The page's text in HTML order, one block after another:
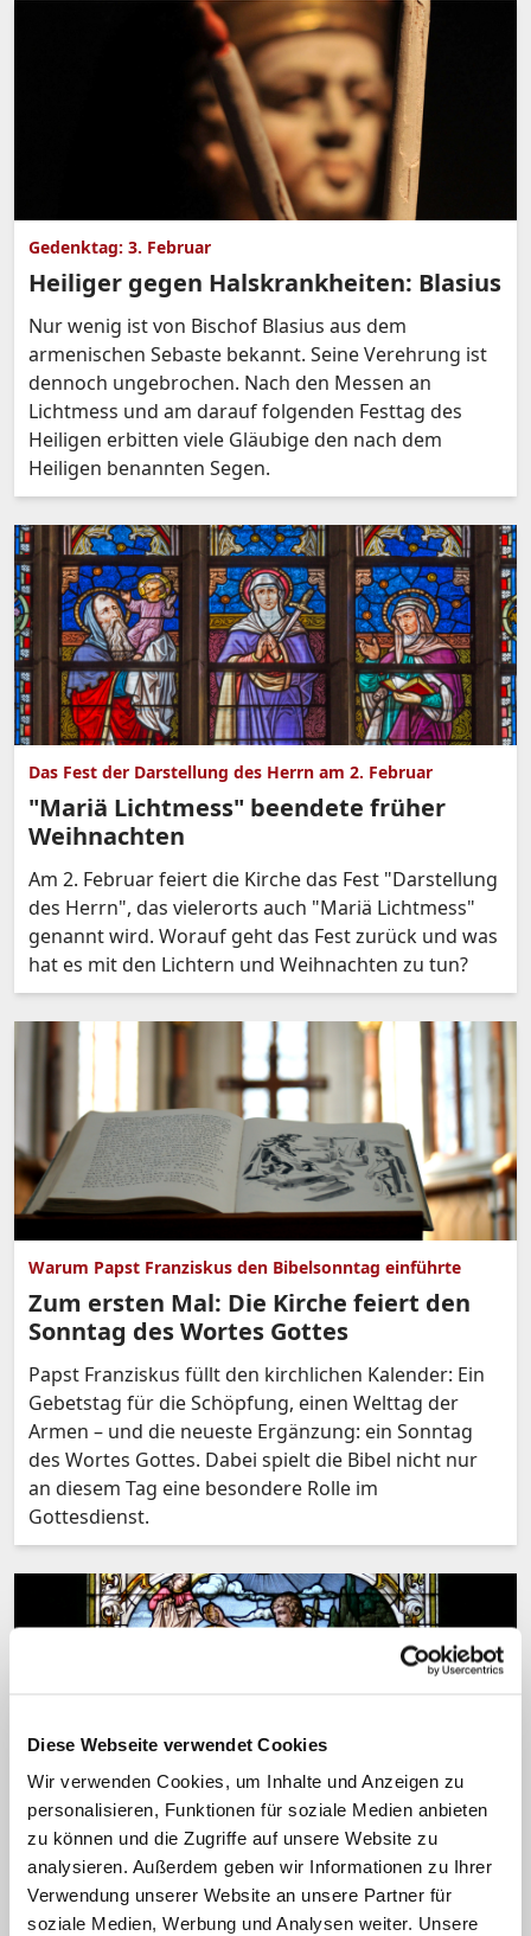
Diese Webseite verwendet Cookies
Wir verwenden Cookies, um Inhalte und Anzeigen zu
personalisieren, Funktionen für soziale Medien anbieten
zu können und die Zugriffe auf unsere Website zu
analysieren. Außerdem geben wir Informationen zu Ihrer
Verwendung unserer Website an unsere Partner für
soziale Medien, Werbung und Analysen weiter. Unsere
Gedenktag: 3. Februar
Heiliger gegen Halskrankheiten: Blasius
Nur wenig ist von Bischof Blasius aus dem
armenischen Sebaste bekannt. Seine Verehrung ist
dennoch ungebrochen. Nach den Messen an
Lichtmess und am darauf folgenden Festtag des
Heiligen erbitten viele Gläubige den nach dem
Heiligen benannten Segen.
Das Fest der Darstellung des Herrn am 2. Februar
"Mariä Lichtmess" beendete früher
Weihnachten
Am 2. Februar feiert die Kirche das Fest "Darstellung
des Herrn", das vielerorts auch "Mariä Lichtmess"
genannt wird. Worauf geht das Fest zurück und was
hat es mit den Lichtern und Weihnachten zu tun?
Warum Papst Franziskus den Bibelsonntag einführte
Zum ersten Mal: Die Kirche feiert den
Sonntag des Wortes Gottes
Papst Franziskus füllt den kirchlichen Kalender: Ein
Gebetstag für die Schöpfung, einen Welttag der
Armen – und die neueste Ergänzung: ein Sonntag
des Wortes Gottes. Dabei spielt die Bibel nicht nur
an diesem Tag eine besondere Rolle im
Gottesdienst.
Fest: Sonntag nach Epiphanie
Taufe des Herrn: Neues Fest mit alter
Tradition
In der Weihnachtszeit schaut die Kirche auf die